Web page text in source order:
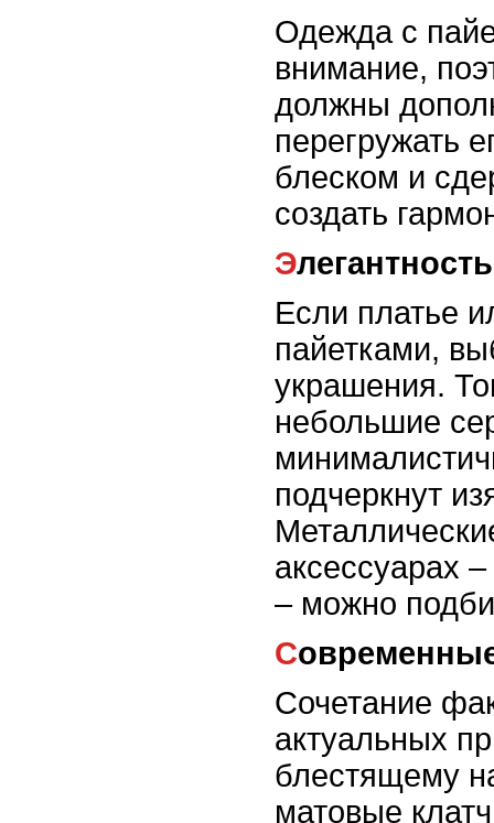
Одежда с
внимание,
должны
перегружать
блеском и
создать
Если платье
пайетками,
украшения.
небольшие
подчеркнут
аксессуарах
– можно
Сочетание
актуальных
блестящему
матовые